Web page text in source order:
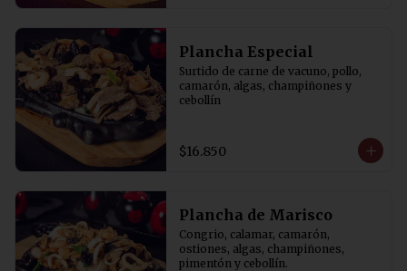
Plancha Especial
Surtido de carne de vacuno, pollo,
camarón, algas, champiñones y
cebollín
$16.850
Plancha de Marisco
Congrio, calamar, camarón,
ostiones, algas, champiñones,
pimentón y cebollín.